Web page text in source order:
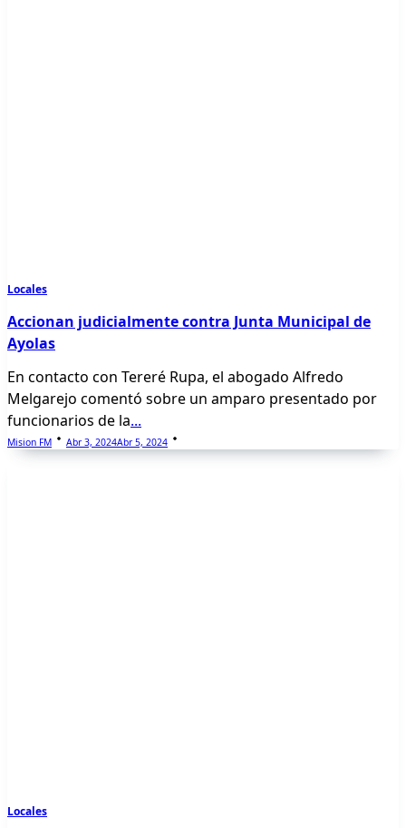
Locales
Accionan judicialmente contra Junta Municipal de
Ayolas
En contacto con Tereré Rupa, el abogado Alfredo
Melgarejo comentó sobre un amparo presentado por
funcionarios de la...
Mision FM Abr 3, 2024Abr 5, 2024
Locales